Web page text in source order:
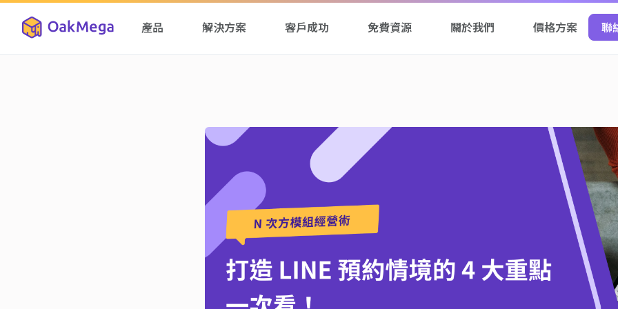
產品 解決方案 客戶成功 免費資源 關於我們 價格方案 聯